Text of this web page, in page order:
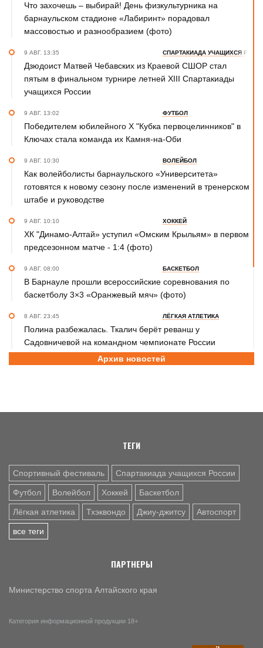
Что захочешь – выбирай! День физкультурника на
барнаульском стадионе «Лабиринт» порадовал
массовостью и разнообразием (фото)
9 АВГ. 13:35 СПАРТАКИАДА УЧАЩИХСЯ
Дзюдоист Матвей Чебавских из Краевой СШОР стал
пятым в финальном турнире летней XIII Спартакиады
учащихся России
9 АВГ. 13:02 ФУТБОЛ
Победителем юбилейного Х "Кубка первоцелинников" в
Ключах стала команда их Камня-на-Оби
9 АВГ. 10:30 ВОЛЕЙБОЛ
Как волейболисты барнаульского «Университета»
готовятся к новому сезону после изменений в тренерском
штабе и руководстве
9 АВГ. 10:10 ХОККЕЙ
ХК "Динамо-Алтай» уступил «Омским Крыльям» в первом
предсезонном матче - 1:4 (фото)
9 АВГ. 08:00 БАСКЕТБОЛ
В Барнауле прошли всероссийские соревнования по
баскетболу 3×3 «Оранжевый мяч» (фото)
8 АВГ. 23:45 ЛЁГКАЯ АТЛЕТИКА
Полина разбежалась. Ткалич берёт реванш у
Садовничевой на командном чемпионате России
8 АВГ. 22:30 ТХЭКВОНДО
8 АВГ. 20:45 ДЖИУ-ДЖИТСУ
Архив новостей
ТЕГИ
Спортивный фестиваль Спартакиада учащихся России
Футбол Волейбол Хоккей Баскетбол
Лёгкая атлетика Тхэквондо Джиу-джитсу Автоспорт
все теги
ПАРТНЕРЫ
Министерство спорта Алтайского края
Категория информационной продукции 18+